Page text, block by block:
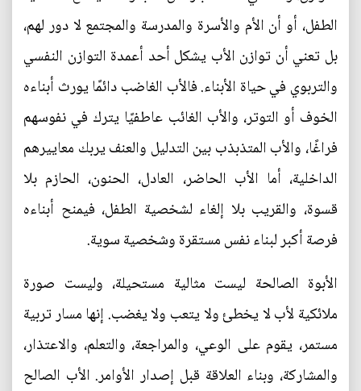
الطفل، أو أن الأم والأسرة والمدرسة والمجتمع لا دور لهم،
بل تعني أن توازن الأب يشكل أحد أعمدة التوازن النفسي
والتربوي في حياة الأبناء. فالأب الغاضب دائمًا يورث أبناءه
الخوف أو التوتر، والأب الغائب عاطفيًا يترك في نفوسهم
فراغًا، والأب المتذبذب بين التدليل والعنف يربك معاييرهم
الداخلية، أما الأب الحاضر، العادل، الحنون، الحازم بلا
قسوة، والقريب بلا إلغاء لشخصية الطفل، فيمنح أبناءه
فرصة أكبر لبناء نفس مستقرة وشخصية سوية.
الأبوة الصالحة ليست مثالية مستحيلة، وليست صورة
ملائكية لأب لا يخطئ ولا يتعب ولا يغضب. إنها مسار تربية
مستمر، يقوم على الوعي، والمراجعة، والتعلم، والاعتذار،
والمشاركة، وبناء العلاقة قبل إصدار الأوامر. الأب الصالح